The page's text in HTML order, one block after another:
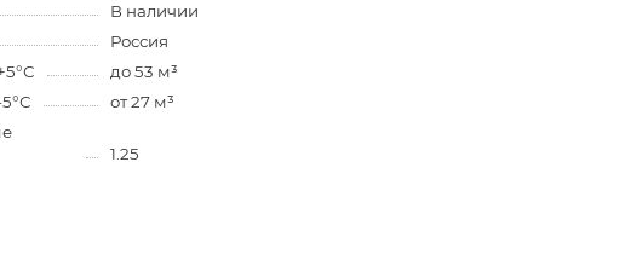
В наличии
Россия
до 53 м³
от 27 м³
1.25